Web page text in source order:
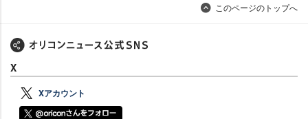
このページのトップへ
X
Xアカウント